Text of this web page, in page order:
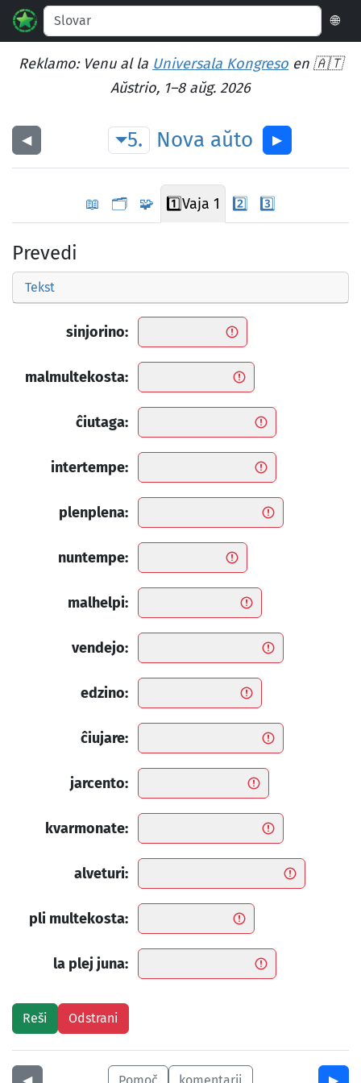
🌐
Reklamo: Venu al la Universala Kongreso en 🇦🇹
Aŭstrio, 1–8 aŭg. 2026
◀︎ 5. Nova aŭto ▶︎
📖 🗂️ 🧩 1️⃣Vaja 1 2️⃣ 3️⃣
Prevedi
Tekst
sinjorino:
malmultekosta:
ĉiutaga:
intertempe:
plenplena:
nuntempe:
malhelpi:
vendejo:
edzino:
ĉiujare:
jarcento:
kvarmonate:
alveturi:
pli multekosta:
la plej juna: